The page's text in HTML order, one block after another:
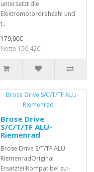
untersetzt die
Elektromotordrehzahl und
t..
179,00€
Netto 150,42€
Brose Drive
S/C/T/TF ALU-
Riemenrad
Brose Drive S/T/TF ALU-
RiemenradOriginal
ErsatzteilKompatibel zu:-